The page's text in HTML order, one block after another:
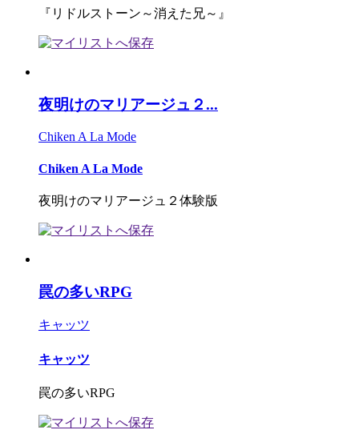
『リドルストーン～消えた兄～』
夜明けのマリアージュ２...
Chiken A La Mode
Chiken A La Mode
夜明けのマリアージュ２体験版
罠の多いRPG
キャッツ
キャッツ
罠の多いRPG